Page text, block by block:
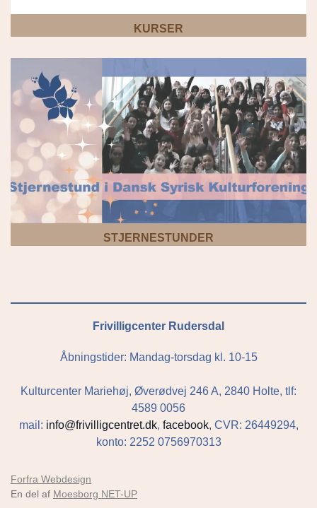
KURSER
STJERNESTUNDER
Frivilligcenter Rudersdal
Åbningstider: Mandag-torsdag kl. 10-15
Kulturcenter Mariehøj, Øverødvej 246 A, 2840 Holte, tlf:
4589 0056
mail: info@frivilligcentret.dk, facebook, CVR: 26449294,
konto: 2252 0756970313
Forfra Webdesign
En del af Moesborg NET-UP